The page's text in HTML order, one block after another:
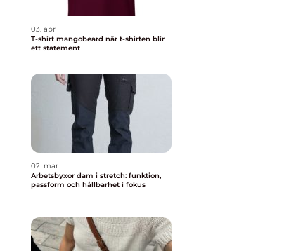
03. apr
T-shirt mangobeard när t-shirten blir
ett statement
02. mar
Arbetsbyxor dam i stretch: funktion,
passform och hållbarhet i fokus